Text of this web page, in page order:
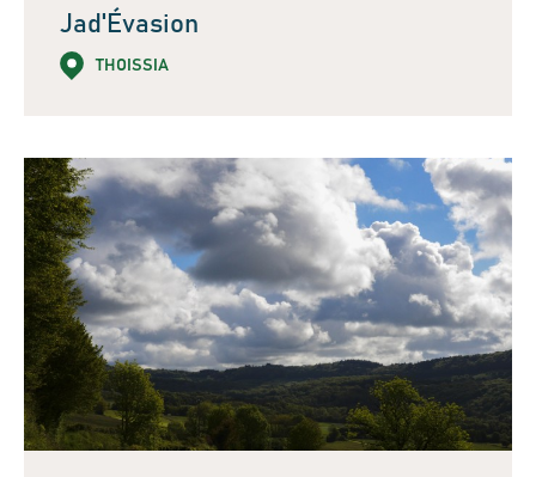
Jad'Évasion
THOISSIA